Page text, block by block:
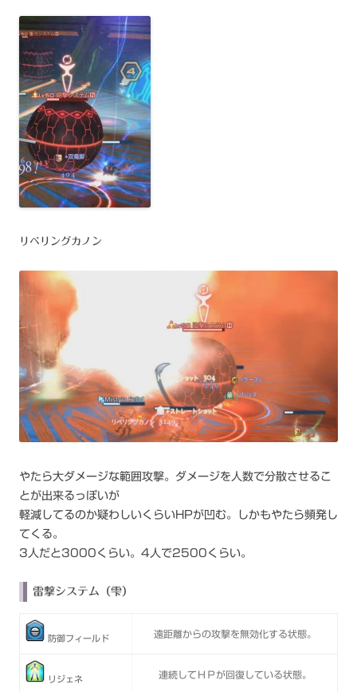
リペリングカノン
やたら大ダメージな範囲攻撃。ダメージを人数で分散させるこ
とが出来るっぽいが
軽減してるのか疑わしいくらいHPが凹む。しかもやたら頻発し
てくる。
3人だと3000くらい。4人で2500くらい。
雷撃システム（雫）
防御フィールド 遠距離からの攻撃を無効化する状態。
リジェネ 連続してＨＰが回復している状態。